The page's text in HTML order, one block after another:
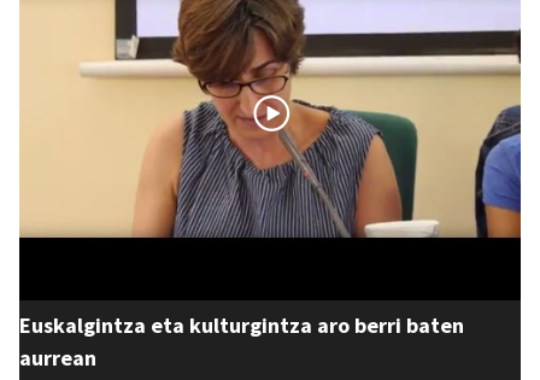
Euskalgintza eta kulturgintza aro berri baten
aurrean